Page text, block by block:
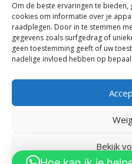
Om de beste ervaringen te
cookies om informatie over je
raadplegen. Door in te stemmen
gegevens zoals surfgedrag of
geen toestemming geeft of uw
nadelige invloed hebben op
Bekijk
Babykleding Sassenheim–
Babykleding Lisse–